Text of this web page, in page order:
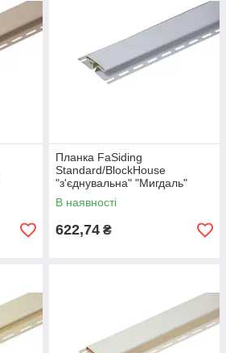
Планка FaSiding
Standard/BlockHouse
"з'єднувальна" "Мигдаль"
В наявності
622,74 ₴